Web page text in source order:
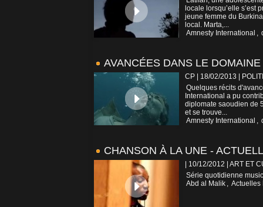
locale lorsqu’elle s’est
jeune femme du
local. Marta,...
Amnesty International ,
AVANCÉES DANS LE
CP | 18/02/2013
Quelques récits
International a pu
diplomate saoudien de
et se trouve...
Amnesty International ,
CHANSON À LA UNE -
| 10/12/2012
ART ET
Série quotidienne
Abd al Malik , Actuelles